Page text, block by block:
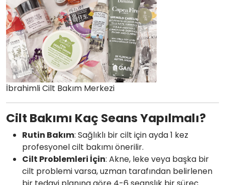
İbrahimli Cilt Bakım Merkezi
Cilt Bakımı Kaç Seans Yapılmalı?
Rutin Bakım: Sağlıklı bir cilt için ayda 1 kez
profesyonel cilt bakımı önerilir.
Cilt Problemleri İçin: Akne, leke veya başka bir
cilt problemi varsa, uzman tarafından belirlenen